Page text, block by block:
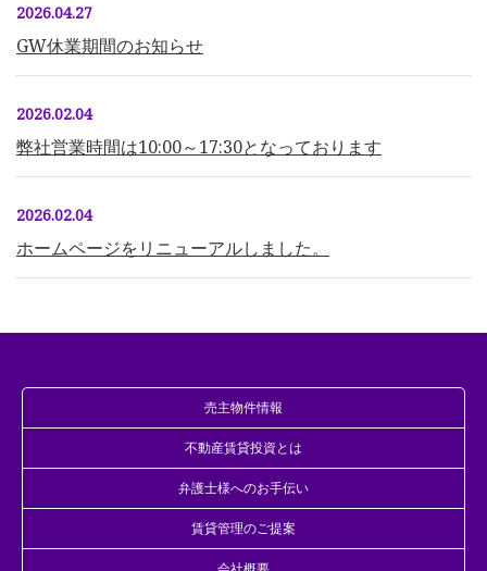
2026.04.27
GW休業期間のお知らせ
2026.02.04
弊社営業時間は10:00～17:30となっております
2026.02.04
ホームページをリニューアルしました。
売主物件情報
不動産賃貸投資とは
弁護士様へのお手伝い
賃貸管理のご提案